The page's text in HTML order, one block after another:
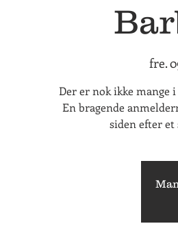
fre.
Der er nok ikke mange
En bragende
siden efter et